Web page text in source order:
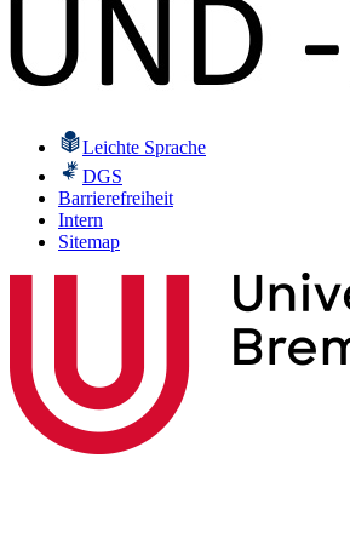
Leichte Sprache
DGS
Barrierefreiheit
Intern
Sitemap